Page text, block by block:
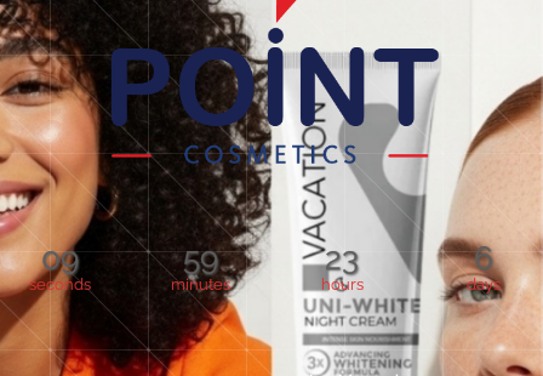
6
days
23
hours
59
minutes
09
seconds